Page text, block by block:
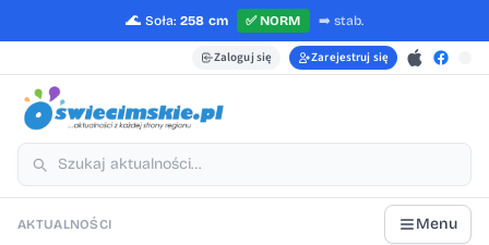
🌊 Soła: 258 cm ✅NORM ➡️ stab.
Zaloguj się Zarejestruj się
AKTUALNOŚCI Menu